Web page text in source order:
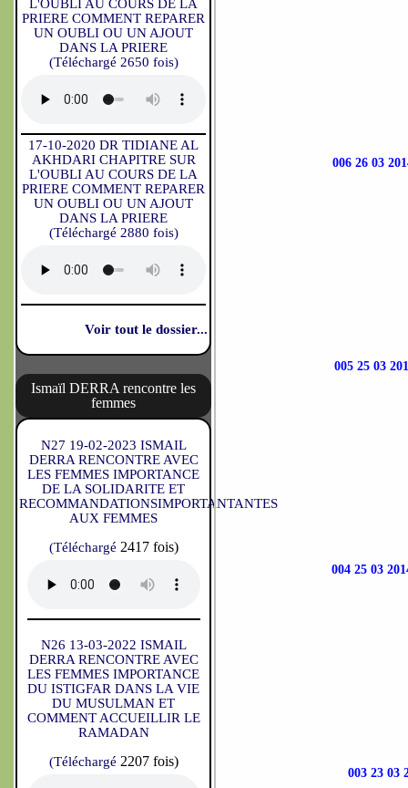
L'OUBLI AU COURS DE LA
PRIERE COMMENT REPARER
UN OUBLI OU UN AJOUT
DANS LA PRIERE
(Téléchargé 2650 fois)
17-10-2020 DR TIDIANE AL
AKHDARI CHAPITRE SUR
L'OUBLI AU COURS DE LA
PRIERE COMMENT REPARER
UN OUBLI OU UN AJOUT
DANS LA PRIERE
(Téléchargé 2880 fois)
Voir tout le dossier...
Ismaïl DERRA rencontre les
femmes
N27 19-02-2023 ISMAIL
DERRA RENCONTRE AVEC
LES FEMMES IMPORTANCE
DE LA SOLIDARITE ET
RECOMMANDATIONSIMPORTANTANTES
AUX FEMMES
(Téléchargé 2417 fois)
N26 13-03-2022 ISMAIL
DERRA RENCONTRE AVEC
LES FEMMES IMPORTANCE
DU ISTIGFAR DANS LA VIE
DU MUSULMAN ET
COMMENT ACCUEILLIR LE
RAMADAN
(Téléchargé 2207 fois)
006 26 03
005 25 03
004 25 03
003 23 03